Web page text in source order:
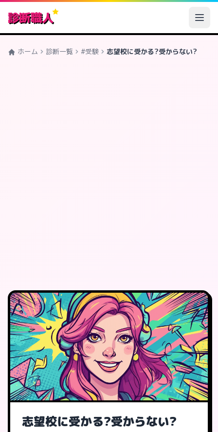
診断職人
ホーム 診断一覧 #受験 志望校に受かる?受からない?
志望校に受かる?受からない?